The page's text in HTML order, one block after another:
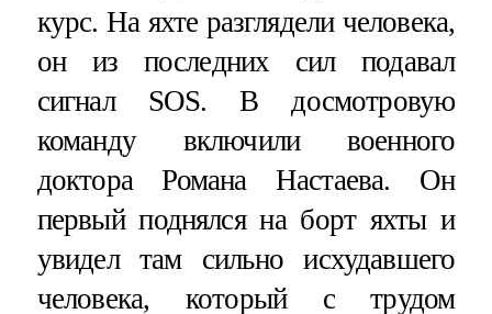
курс. На яхте разглядели человека,
он из последних сил подавал
сигнал SOS. В досмотровую
команду включили военного
доктора Романа Настаева. Он
первый поднялся на борт яхты и
увидел там сильно исхудавшего
человека, который с трудом